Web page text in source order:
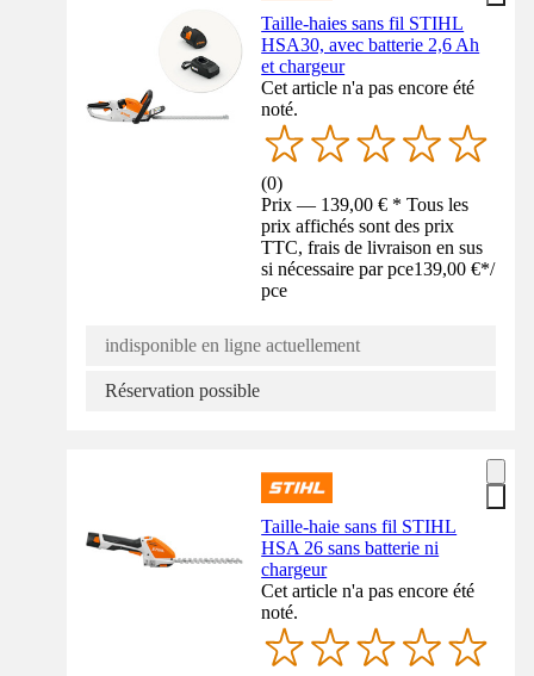
Taille-haies sans fil STIHL
HSA30, avec batterie 2,6 Ah
et chargeur
Cet article n'a pas encore été
noté.
(0)
Prix — 139,00 € * Tous les
prix affichés sont des prix
TTC, frais de livraison en sus
si nécessaire par pce139,00 €*/
pce
indisponible en ligne actuellement
Réservation possible
Taille-haie sans fil STIHL
HSA 26 sans batterie ni
chargeur
Cet article n'a pas encore été
noté.